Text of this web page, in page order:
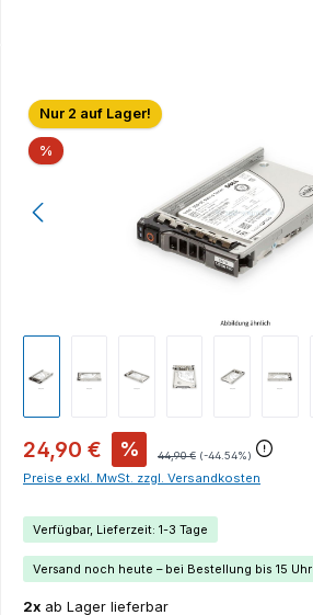
Bildergalerie überspringen
Nur 2 auf Lager!
% Rabatt
24,90 € % 44,90 € (-44.54%)
Preise exkl. MwSt. zzgl. Versandkosten
Verfügbar, Lieferzeit: 1-3 Tage
Versand noch heute – bei Bestellung bis 15 Uhr
2x ab Lager lieferbar